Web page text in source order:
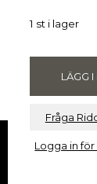
1 st i lager
Fråga
Logga in